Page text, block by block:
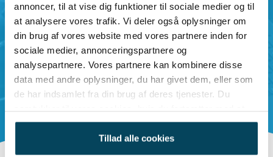
annoncer, til at vise dig funktioner til sociale medier og til
at analysere vores trafik. Vi deler også oplysninger om
din brug af vores website med vores partnere inden for
sociale medier, annonceringspartnere og
analysepartnere. Vores partnere kan kombinere disse
data med andre oplysninger, du har givet dem, eller som
de har indsamlet fra din brug af deres tjenester. Du
anvende vores hjemmeside.
Tillad alle cookies